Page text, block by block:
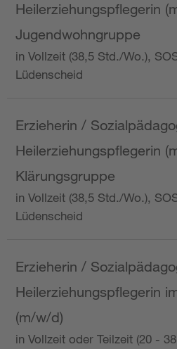
Heilerziehungspflegerin
Jugendwohngruppe
in Vollzeit (38,5 Std./Wo.),
Lüdenscheid
Erzieherin /
Heilerziehungspflegerin
Klärungsgruppe
in Vollzeit (38,5 Std./Wo.),
Lüdenscheid
Erzieherin /
Heilerziehungspflegerin
(m/w/d)
in Vollzeit oder Teilzeit (20 -